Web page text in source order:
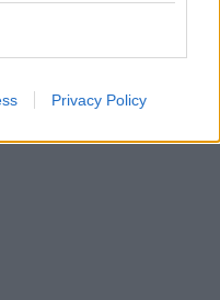
Privacy Policy
ο δράστης που
πωλητή